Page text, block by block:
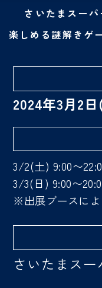
さいたまスー
楽しめる謎解きゲ
2024年3月2
3/2(土) 9:00〜
3/3(日) 9:00〜
※出展ブースによ
さいたまス